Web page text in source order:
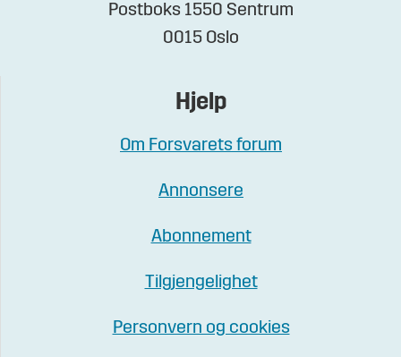
Postboks 1550 Sentrum
0015 Oslo
Hjelp
Om Forsvarets forum
Annonsere
Abonnement
Tilgjengelighet
Personvern og cookies